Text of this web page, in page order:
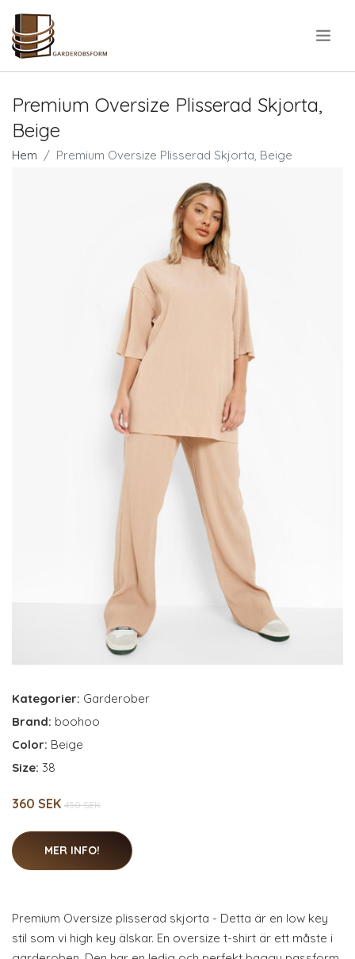
Premium Oversize Plisserad Skjorta,
Beige
Hem Premium Oversize Plisserad Skjorta, Beige
Kategorier: Garderober
Brand: boohoo
Color: Beige
Size: 38
360 SEK 450 SEK
MER INFO!
Premium Oversize plisserad skjorta - Detta är en low key
stil som vi high key älskar. En oversize t-shirt är ett måste i